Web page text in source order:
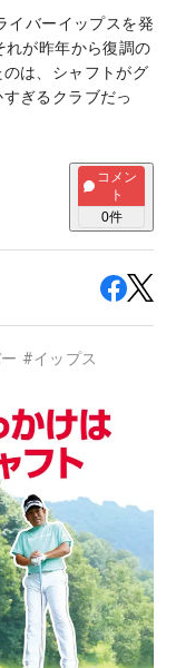
イバーイップスを発
が昨年から復調の
は、シャフトがグ
ぎるクラブだっ
コメン
ト
0件
#イップス